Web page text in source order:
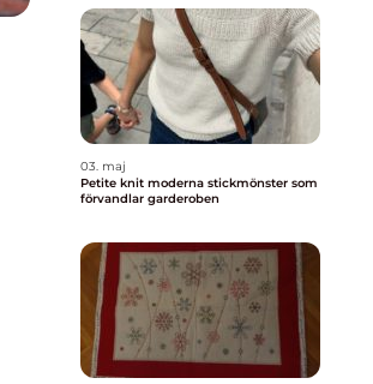
03. maj
Petite knit moderna stickmönster som
förvandlar garderoben